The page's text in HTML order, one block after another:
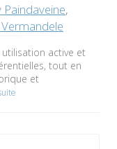
Paindaveine,
active et
tout en
et